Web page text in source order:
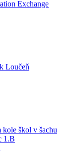
Exchange
Loučeň
kole škol v šachu
1.B